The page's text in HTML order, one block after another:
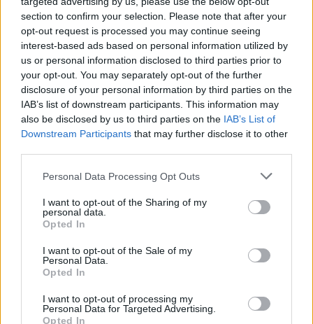
section to confirm your selection. Please note that after your
opt-out request is processed you may continue seeing
interest-based ads based on personal information utilized by
us or personal information disclosed to third parties prior to
your opt-out. You may separately opt-out of the further
disclosure of your personal information by third parties on the
IAB’s list of downstream participants. This information may
also be disclosed by us to third parties on the IAB’s List of
Downstream Participants that may further disclose it to other
Personal Data Processing Opt Outs
I want to opt-out of the Sharing of my
personal data.
Opted In
I want to opt-out of the Sale of my
Personal Data.
Opted In
I want to opt-out of processing my
Personal Data for Targeted Advertising.
Opted In
09/08/2026 - 11:18 ΕΛΛΑΔΑ
ΔΗΜΟΦΙΛΗ
οικονομικού προγράμματος της ΕΛ.Α.Σ. στη
09/08/2026 - 10:03 ΠΟΛΙΤΙΚΗ
- Η «ακτινογραφία» της κερδοφορίας των
τραπεζών το α΄ εξάμηνο
Ισπανία – Ιταλία: Κλιμακώνεται η αντιπαράθεση